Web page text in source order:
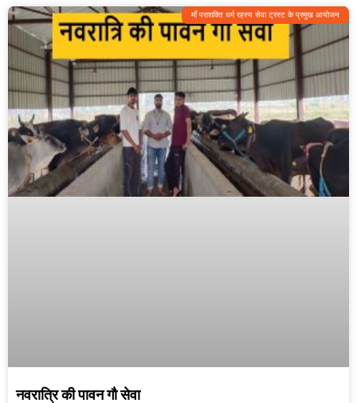
माँ पराशक्ति धर्म रहस्य सेवा ट्रस्ट के प्रमुख आयोजन
नवरात्रि की पावन गौ सेवा